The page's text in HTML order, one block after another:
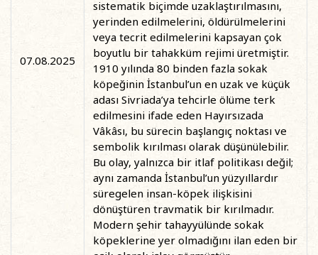
07.08.2025
sistematik biçimde uzaklaştırılmasını,
yerinden edilmelerini, öldürülmelerini
veya tecrit edilmelerini kapsayan çok
boyutlu bir tahakküm rejimi üretmiştir.
1910 yılında 80 binden fazla sokak
köpeğinin İstanbul’un en uzak ve küçük
adası Sivriada’ya tehcirle ölüme terk
edilmesini ifade eden Hayırsızada
Vâkâsı, bu sürecin başlangıç noktası ve
sembolik kırılması olarak düşünülebilir.
Bu olay, yalnızca bir itlaf politikası değil;
aynı zamanda İstanbul’un yüzyıllardır
süregelen insan-köpek ilişkisini
dönüştüren travmatik bir kırılmadır.
Modern şehir tahayyülünde sokak
köpeklerine yer olmadığını ilan eden bir